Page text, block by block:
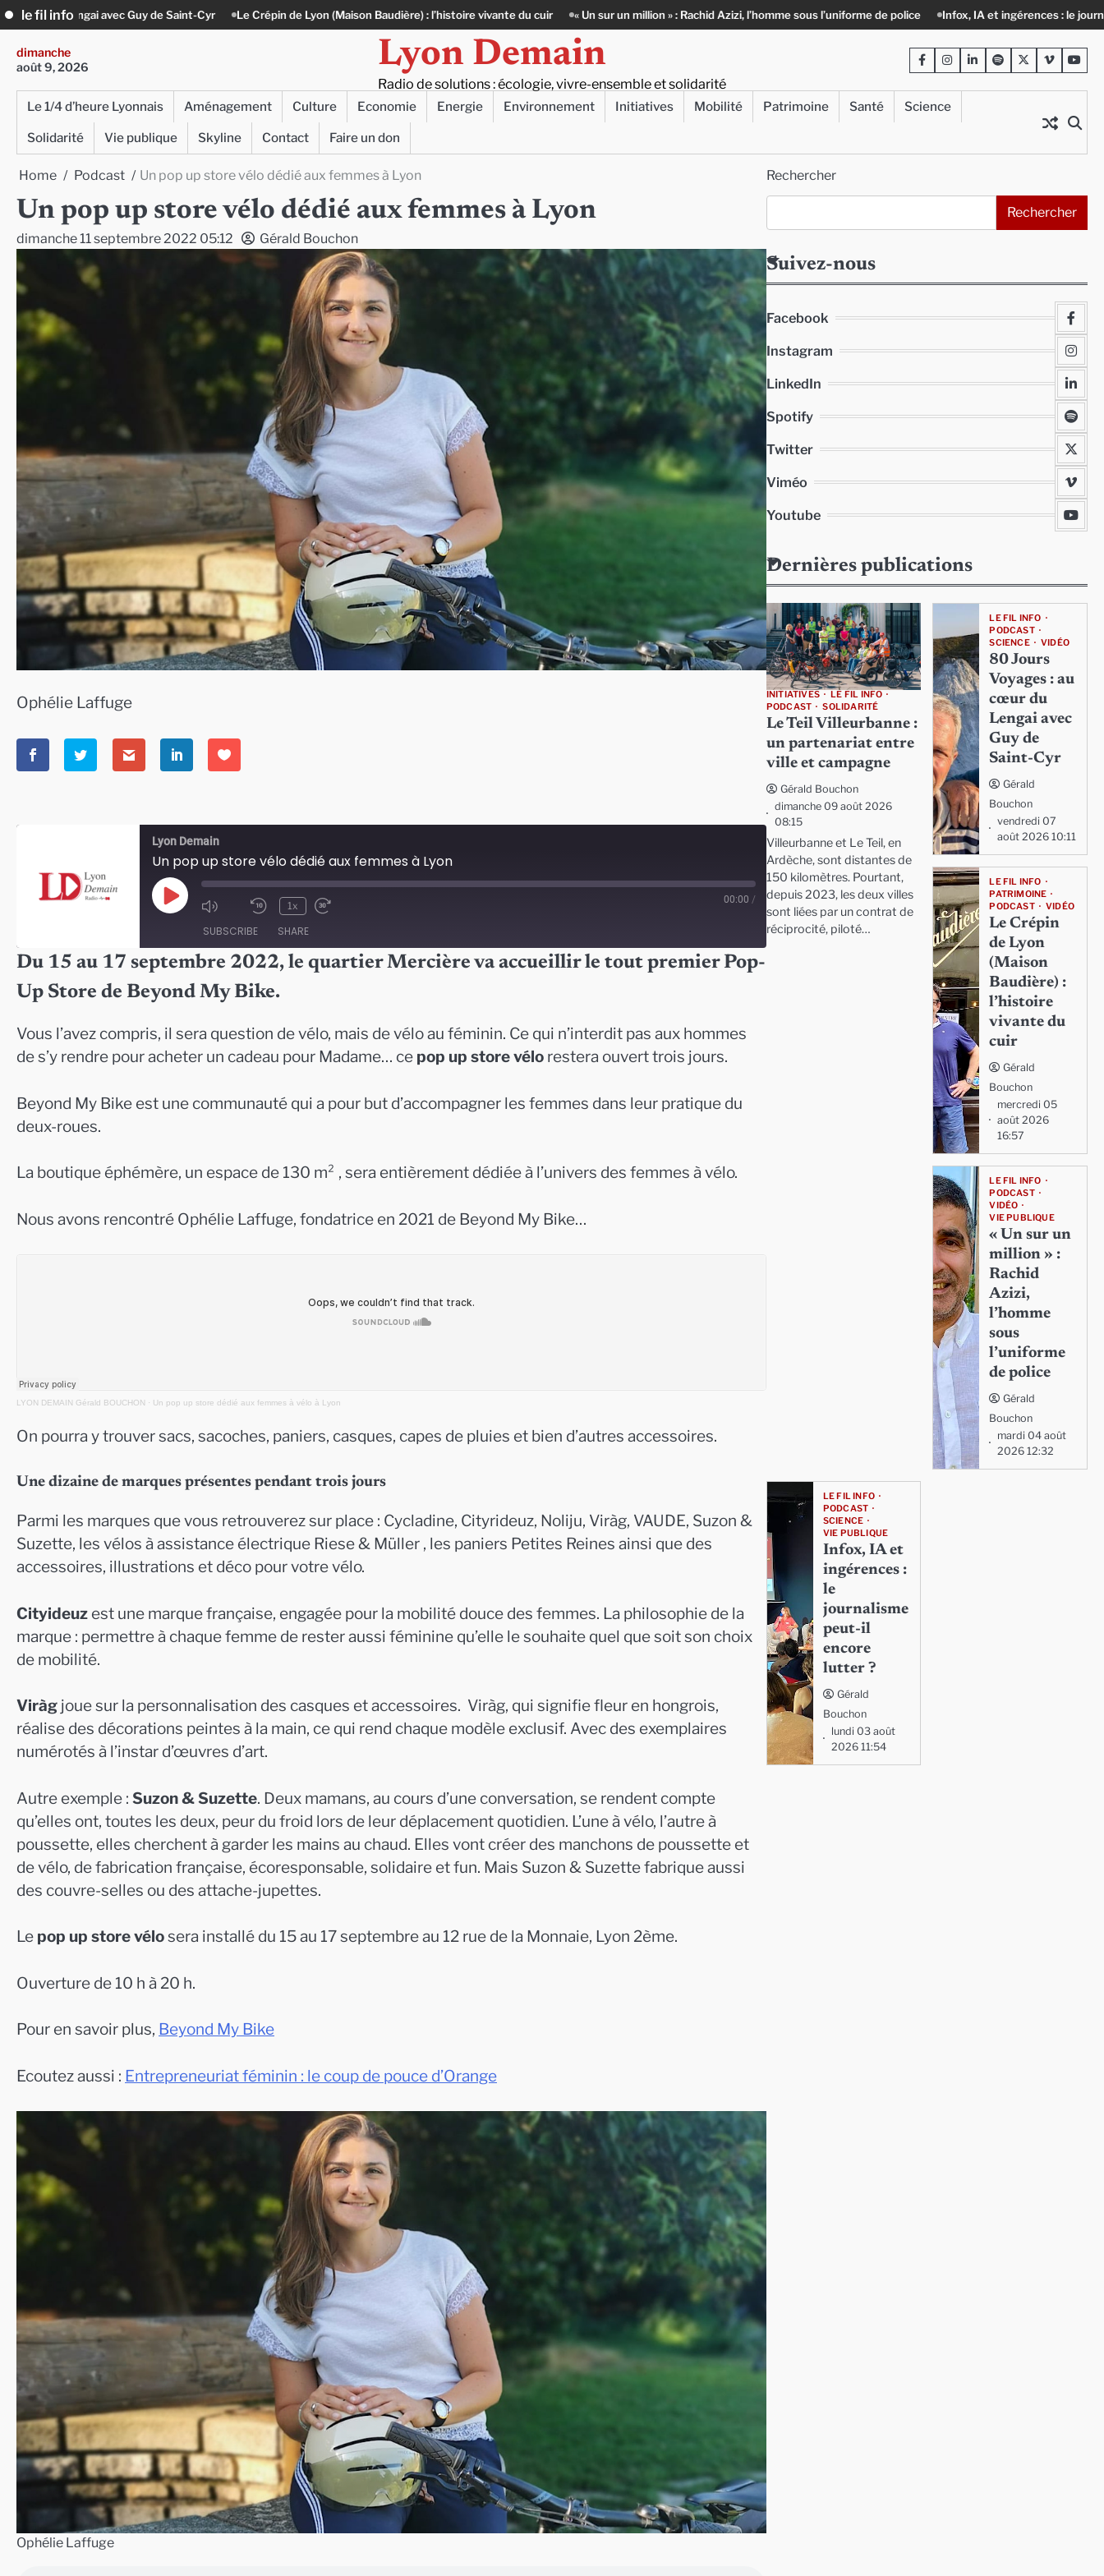
Skip
to
content
le fil info
Saint-Cyr Le Crépin de Lyon (Maison Baudière) : l’histoire vivante du cuir « Un sur un million » : Rachid Azizi, l’homme sous l’uniforme de police Infox, IA et ingérences : le journalisme peut-il encore lutter ?
dimanche
août 9, 2026
Lyon Demain
Radio de solutions : écologie, vivre-ensemble et solidarité
Facebook
Instagram
LinkedInSpotifyTwitterViméo
Le 1/4 d’heure Lyonnais Aménagement Culture Economie Energie Environnement Initiatives Mobilité Patrimoine Santé
Science
Solidarité
Vie publique Skyline Contact Faire un don
Home Podcast Un pop up store vélo dédié aux femmes à Lyon
Un pop up store vélo dédié aux femmes à Lyon
dimanche 11 septembre 2022 05:12 Gérald Bouchon
Ophélie Laffuge
Lyon Demain
Un pop up store vélo dédié aux femmes à Lyon
Play
Episode
1x 00:00 /
SUBSCRIBE SHARE
RSS FEED
SHARE
EMBED
Du 15 au 17 septembre 2022, le quartier Mercière va accueillir le tout premier Pop-
Up Store de Beyond My Bike.
Vous l’avez compris, il sera question de vélo, mais de vélo au féminin. Ce qui n’interdit pas aux hommes
de s’y rendre pour acheter un cadeau pour Madame… ce pop up store vélo restera ouvert trois jours.
Beyond My Bike est une communauté qui a pour but d’accompagner les femmes dans leur pratique du
deux-roues.
La boutique éphémère, un espace de 130 m² , sera entièrement dédiée à l’univers des femmes à vélo.
Nous avons rencontré Ophélie Laffuge, fondatrice en 2021 de Beyond My Bike…
LYON DEMAIN Gérald BOUCHON · Un pop up store dédié aux femmes à vélo à Lyon
On pourra y trouver sacs, sacoches, paniers, casques, capes de pluies et bien d’autres accessoires.
Une dizaine de marques présentes pendant trois jours
Parmi les marques que vous retrouverez sur place : Cycladine, Cityrideuz, Noliju, Viràg, VAUDE, Suzon &
Suzette, les vélos à assistance électrique Riese & Müller , les paniers Petites Reines ainsi que des
accessoires, illustrations et déco pour votre vélo.
Cityideuz est une marque française, engagée pour la mobilité douce des femmes. La philosophie de la
marque : permettre à chaque femme de rester aussi féminine qu’elle le souhaite quel que soit son choix
de mobilité.
Viràg joue sur la personnalisation des casques et accessoires. Viràg, qui signifie fleur en hongrois,
réalise des décorations peintes à la main, ce qui rend chaque modèle exclusif. Avec des exemplaires
numérotés à l’instar d’œuvres d’art.
Autre exemple : Suzon & Suzette. Deux mamans, au cours d’une conversation, se rendent compte
qu’elles ont, toutes les deux, peur du froid lors de leur déplacement quotidien. L’une à vélo, l’autre à
poussette, elles cherchent à garder les mains au chaud. Elles vont créer des manchons de poussette et
de vélo, de fabrication française, écoresponsable, solidaire et fun. Mais Suzon & Suzette fabrique aussi
des couvre-selles ou des attache-jupettes.
Le pop up store vélosera installé du 15 au 17 septembre au 12 rue de la Monnaie, Lyon 2ème.
Ouverture de 10 h à 20 h.
Pour en savoir plus, Beyond My Bike
Ecoutez aussi : Entrepreneuriat féminin : le coup de pouce d’Orange
Ophélie Laffuge
Rechercher
Rechercher
Suivez-nous
Facebook
Instagram
LinkedIn
Spotify
Twitter
Viméo
Youtube
Dernières publications
INITIATIVES
LE FIL INFO
PODCAST
SOLIDARITÉ
Le Teil Villeurbanne :
un partenariat entre
ville et campagne
Gérald Bouchon
dimanche 09 août 2026
08:15
Villeurbanne et Le Teil, en
Ardèche, sont distantes de
150 kilomètres. Pourtant,
depuis 2023, les deux villes
sont liées par un contrat de
réciprocité, piloté…
LE FIL INFO
PODCAST
SCIENCE
VIDÉO
80 Jours
Voyages : au
cœur du
Lengai avec
Guy de
Saint-Cyr
Gérald
Bouchon
vendredi 07
août 2026 10:11
LE FIL INFO
PATRIMOINE
PODCAST
VIDÉO
Le Crépin
de Lyon
(Maison
Baudière) :
l’histoire
vivante du
cuir
Gérald
Bouchon
mercredi 05
août 2026
16:57
LE FIL INFO
PODCAST
VIDÉO
VIE PUBLIQUE
« Un sur un
million » :
Rachid
Azizi,
l’homme
sous
l’uniforme
de police
Gérald
Bouchon
mardi 04 août
2026 12:32
LE FIL INFO
PODCAST
SCIENCE
VIE PUBLIQUE
Infox, IA et
ingérences :
le
journalisme
peut-il
encore
lutter ?
Gérald
Bouchon
lundi 03 août
2026 11:54